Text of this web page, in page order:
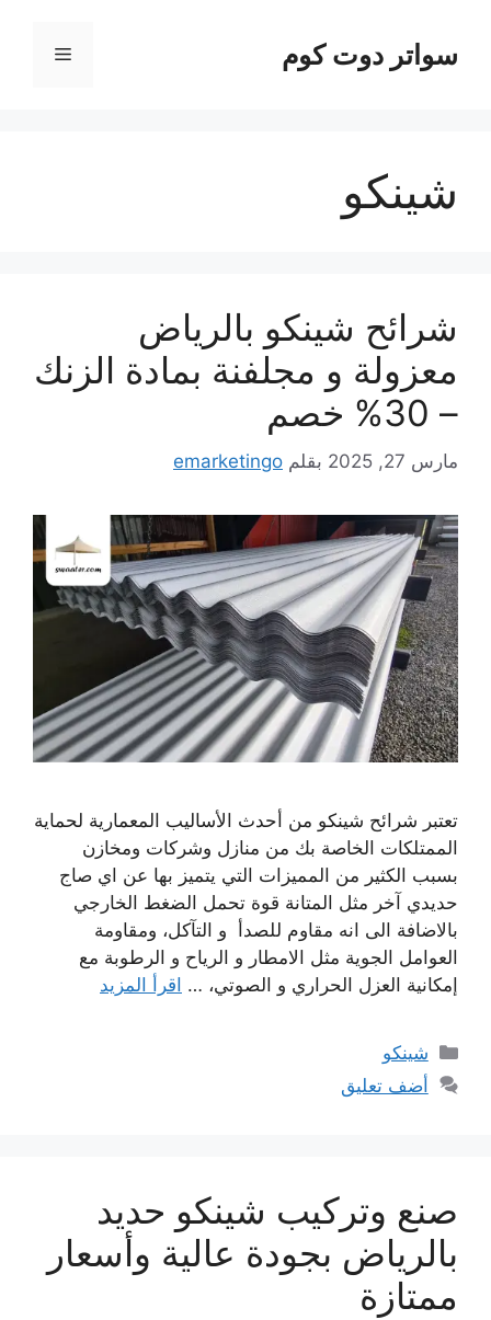
المحتوىسواتر دوت كوم القائمة
شينكو
شرائح شينكو بالرياض
معزولة و مجلفنة بمادة الزنك
– 30% خصم
مارس 27, 2025 بقلم emarketingo
تعتبر شرائح شينكو من أحدث الأساليب المعمارية لحماية
الممتلكات الخاصة بك من منازل وشركات ومخازن
بسبب الكثير من المميزات التي يتميز بها عن اي صاج
حديدي آخر مثل المتانة قوة تحمل الضغط الخارجي
بالاضافة الى انه مقاوم للصدأ و التآكل، ومقاومة
العوامل الجوية مثل الامطار و الرياح و الرطوبة مع
إمكانية العزل الحراري و الصوتي، … اقرأ المزيد
التصنيفات
شينكو
أضف تعليق
صنع وتركيب شينكو حديد
بالرياض بجودة عالية وأسعار
ممتازة